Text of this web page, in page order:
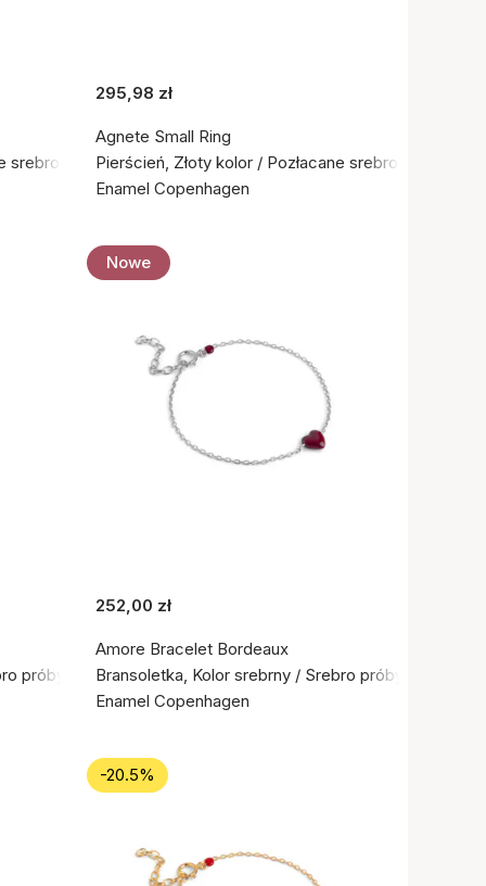
srebro próby 925
295,98 zł
Agnete Small Ring
Pierścień, Złoty kolor / Pozłacane srebro próby 925
Enamel Copenhagen
próby 925
Nowe
252,00 zł
Amore Bracelet Bordeaux
Bransoletka, Kolor srebrny / Srebro próby 925
Enamel Copenhagen
-20.5%